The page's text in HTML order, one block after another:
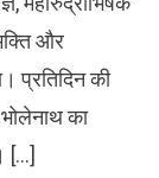
और
प्रतिदिन की
का
[…]